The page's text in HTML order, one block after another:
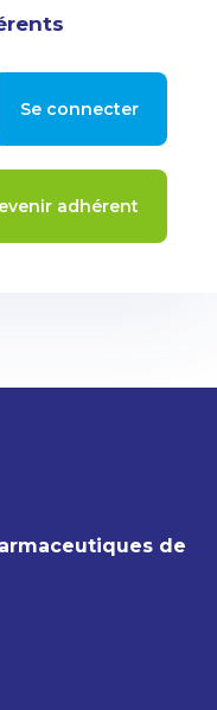
Se connecter
adhérent
de